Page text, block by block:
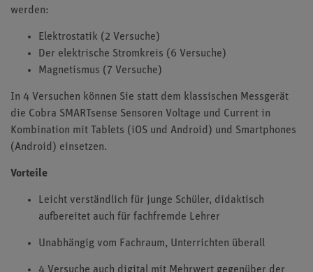
werden:
Elektrostatik (2 Versuche)
Der elektrische Stromkreis (6 Versuche)
Magnetismus (7 Versuche)
In 4 Versuchen können Sie statt dem klassischen Messgerät
die Cobra SMARTsense Sensoren Voltage und Current in
Kombination mit Tablets (iOS und Android) und Smartphones
(Android) einsetzen.
Vorteile
Leicht verständlich für junge Schüler, didaktisch
aufbereitet auch für fachfremde Lehrer
Unabhängig vom Fachraum, Unterrichten überall